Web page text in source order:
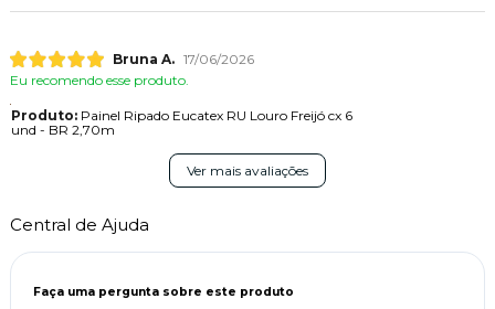
Bruna A. 17/06/2026
Eu recomendo esse produto.
Produto:Painel Ripado Eucatex RU Louro Freijó cx 6
und - BR 2,70m
Ver mais avaliações
Central de Ajuda
Faça uma pergunta sobre este produto